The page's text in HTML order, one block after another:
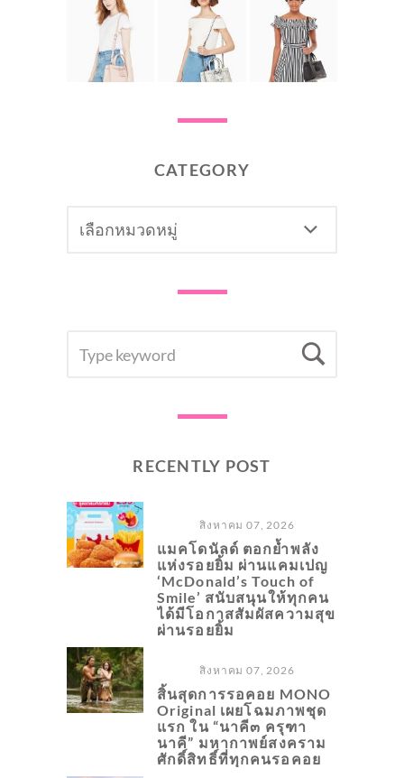
CATEGORY
FOR:
RECENTLY POST
สิงหาคม 07, 2026
แมคโดนัลด์ ตอกย้ำพลัง
แห่งรอยยิ้ม ผ่านแคมเปญ
‘McDonald’s Touch of
Smile’ สนับสนุนให้ทุกคน
ได้มีโอกาสสัมผัสความสุข
ผ่านรอยยิ้ม
สิงหาคม 07, 2026
สิ้นสุดการรอคอย MONO
Original เผยโฉมภาพชุด
แรก ใน “นาคี๓ ครุฑา
นาคี” มหากาพย์สงคราม
ศักดิ์สิทธิ์ที่ทุกคนรอคอย